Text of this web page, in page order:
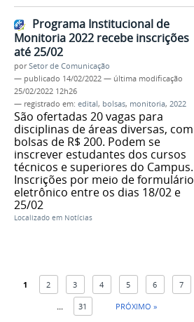
Programa Institucional de
Monitoria 2022 recebe inscrições
até 25/02
porSetor de Comunicação
— publicado 14/02/2022 — última modificação
25/02/2022 12h26
— registrado em: edital, bolsas, monitoria, 2022
São ofertadas 20 vagas para
disciplinas de áreas diversas, com
bolsas de R$ 200. Podem se
inscrever estudantes dos cursos
técnicos e superiores do Campus.
Inscrições por meio de formulário
eletrônico entre os dias 18/02 e
25/02
Localizado em Notícias
1 2 3 4 5 6 7
... 31 PRÓXIMO »